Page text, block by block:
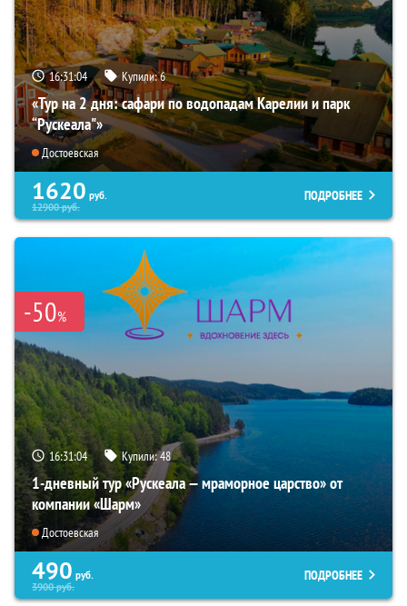
16:31:03 Купили:6
«Тур на 2 дня: сафари по водопадам Карелии и парк
“Рускеала"»
Достоевская
1620 руб.
12900руб.
ПОДРОБНЕЕ
-50%
16:31:03 Купили:48
1-дневный тур «Рускеала — мраморное царство» от
компании «Шарм»
Достоевская
490 руб.
3900руб.
ПОДРОБНЕЕ